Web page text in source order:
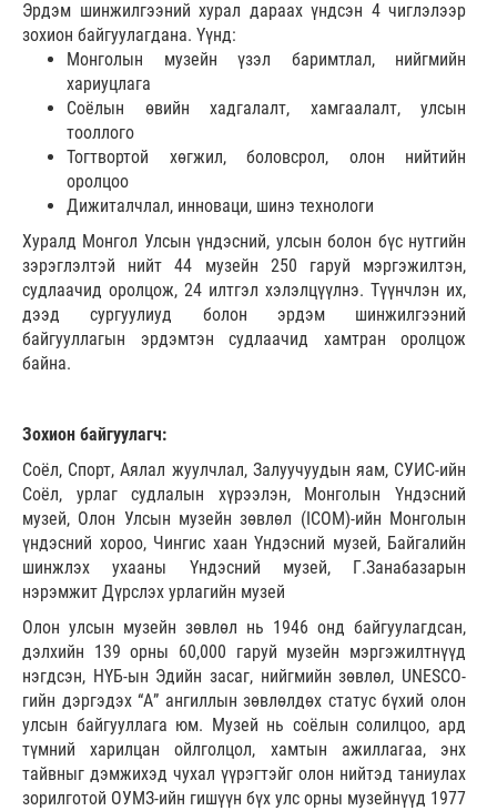
Эрдэм шинжилгээний хурал дараах үндсэн 4 чиглэлээр
зохион байгуулагдана. Үүнд:
Монголын музейн үзэл баримтлал, нийгмийн
хариуцлага
Соёлын өвийн хадгалалт, хамгаалалт, улсын
тооллого
Тогтвортой хөгжил, боловсрол, олон нийтийн
оролцоо
Дижиталчлал, инноваци, шинэ технологи
Хуралд Монгол Улсын үндэсний, улсын болон бүс нутгийн
зэрэглэлтэй нийт 44 музейн 250 гаруй мэргэжилтэн,
судлаачид оролцож, 24 илтгэл хэлэлцүүлнэ. Түүнчлэн их,
дээд сургуулиуд болон эрдэм шинжилгээний
байгууллагын эрдэмтэн судлаачид хамтран оролцож
байна.
Зохион байгуулагч:
Соёл, Спорт, Аялал жуулчлал, Залуучуудын яам, СУИС-ийн
Соёл, урлаг судлалын хүрээлэн, Монголын Үндэсний
музей, Олон Улсын музейн зөвлөл (ICOM)-ийн Монголын
үндэсний хороо, Чингис хаан Үндэсний музей, Байгалийн
шинжлэх ухааны Үндэсний музей, Г.Занабазарын
нэрэмжит Дүрслэх урлагийн музей
Олон улсын музейн зөвлөл нь 1946 онд байгуулагдсан,
дэлхийн 139 орны 60,000 гаруй музейн мэргэжилтнүүд
нэгдсэн, НҮБ-ын Эдийн засаг, нийгмийн зөвлөл, UNESCO-
гийн дэргэдэх “А” ангиллын зөвлөлдөх статус бүхий олон
улсын байгууллага юм. Музей нь соёлын солилцоо, ард
түмний харилцан ойлголцол, хамтын ажиллагаа, энх
тайвныг дэмжихэд чухал үүрэгтэйг олон нийтэд таниулах
зорилготой ОУМЗ-ийн гишүүн бүх улс орны музейнүүд 1977